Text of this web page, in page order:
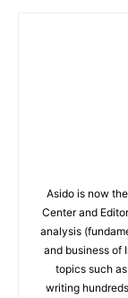
Asido is now
Center and
analysis
and business of
topics such
writing